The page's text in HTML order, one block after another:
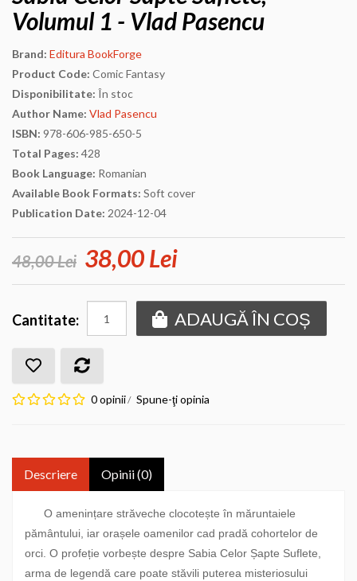
Volumul 1 - Vlad Pasencu
Brand: Editura BookForge
Product Code: Comic Fantasy
Disponibilitate: În stoc
Author Name: Vlad Pasencu
ISBN: 978-606-985-650-5
Total Pages: 428
Book Language: Romanian
Available Book Formats: Soft cover
Publication Date: 2024-12-04
48,00 Lei 38,00 Lei
Cantitate: ADAUGĂ ÎN COȘ
0 opinii/ Spune-ţi opinia
Descriere Opinii (0)
O amenințare străveche clocotește în măruntaiele
pământului, iar orașele oamenilor cad pradă cohortelor de
orci. O profeție vorbește despre Sabia Celor Șapte Suflete,
arma de legendă care poate stăvili puterea misteriosului